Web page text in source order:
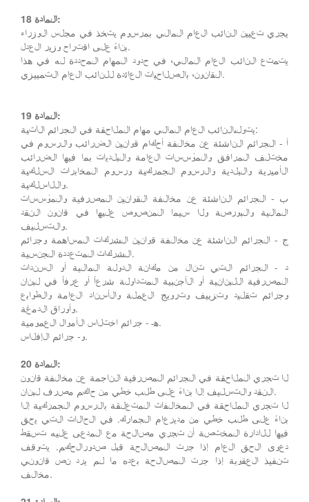
المادة 18:
يجري تعيين النائب العام المالي بمرسوم يتخذ في مجلس الوزراء
بناءً على اقتراح وزير العدل.
يتمتع النائب العام المالي، في حدود المهام المحددة له في هذا
القانون، بالصلاحيات العائدة للنائب العام التمييزي.
المادة 19:
يتولىالنائب العام المالي مهام الملاحقة في الجرائم الآتية:
أ - الجرائم الناشئة عن مخالفة أحكام قوانين الضرائب والرسوم في
مختلف المرافق والمؤسسات العامة والبلديات بما فيها الضرائب
الأميرية والبلدية والرسوم الجمركية ورسوم المخابرات السلكية
واللاسلكية.
ب - الجرائم الناشئة عن مخالفة القوانين المصرفية والمؤسسات
المالية والبورصة ولا سيما المنصوص عليها في قانون النقد
والتسليف.
ج - الجرائم الناشئة عن مخالفة قوانين الشركات المساهمة وجرائم
الشركات المتعددة الجنسية.
د - الجرائم التي تنال من مكانة الدولة المالية أو السندات
المصرفية اللبنانية أو الأجنبية المتداولة شرعاً أو عرفاً في لبنان
وجرائم تقليد وتزييف وترويج العملة والأسناد العامة والطوابع
وأوراق الدمغة.
هـ - جرائم اختلاس الأموال العمومية.
و- جرائم الإفلاس.
المادة 20:
لا تجري الملاحقة في الجرائم المصرفية الناجمة عن مخالفة قانون
النقد والتسليف إلا بناءً على طلب خطي من حاكم مصرف لبنان.
لا تجري الملاحقة في المخالفات المتعلقة بالرسوم الجمركية إلا
بناءً على طلب خطي من مديرعام الجمارك. في الحالات التي يحق
فيها للادارة المختصة أن تجري مصالحة مع المدعى عليه تسقط
دعوى الحق العام إذا جرت المصالحة قبل صدورالحكم. يتوقف
تنفيذ العقوبة إذا جرت المصالحة بعده ما لم يرد نص قانوني
مخالف.